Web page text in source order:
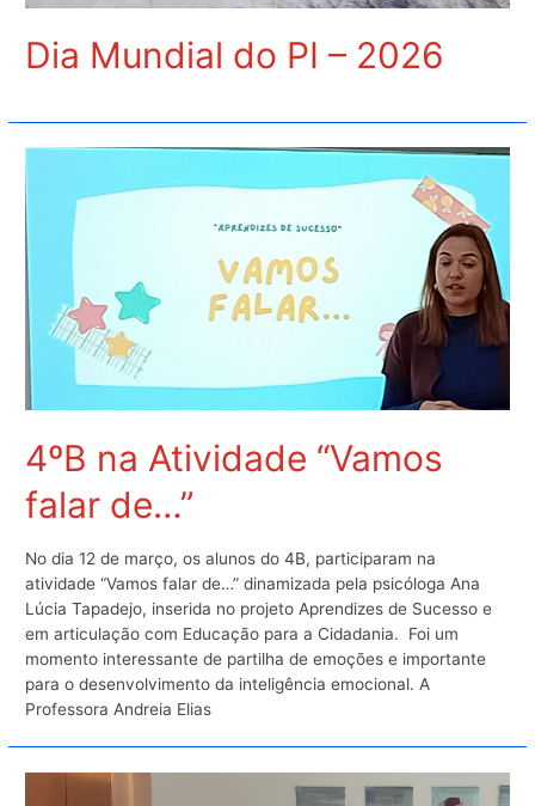
Dia Mundial do PI – 2026
4ºB na Atividade “Vamos
falar de…”
No dia 12 de março, os alunos do 4B, participaram na
atividade “Vamos falar de…” dinamizada pela psicóloga Ana
Lúcia Tapadejo, inserida no projeto Aprendizes de Sucesso e
em articulação com Educação para a Cidadania. Foi um
momento interessante de partilha de emoções e importante
para o desenvolvimento da inteligência emocional. A
Professora Andreia Elias